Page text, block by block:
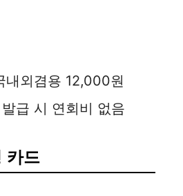
내외겸용 12,000원
급 시 연회비 없음
카드